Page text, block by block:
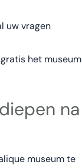
uw vragen
het museum
na
museum te